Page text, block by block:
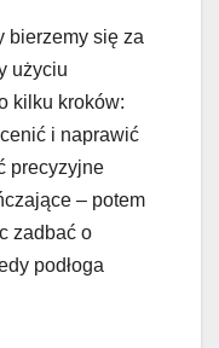
bierzemy się za
użyciu
kilku kroków:
i naprawić
precyzyjne
– potem
zadbać o
podłoga